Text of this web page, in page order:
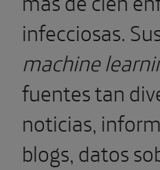
infecciosas.
machine
fuentes tan
noticias,
blogs, datos